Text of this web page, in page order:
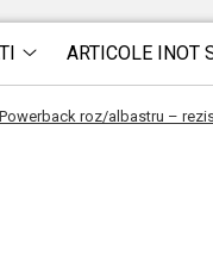
ARTICOLE INOT
roz/albastru –